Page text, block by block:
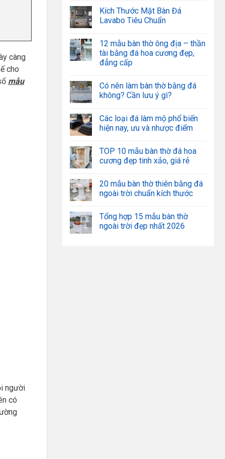
Kích Thước Mặt Bàn Đá
Lavabo Tiêu Chuẩn
12 mẫu bàn thờ ông địa – thần
tài bằng đá hoa cương đẹp,
đẳng cấp
Có nên làm bàn thờ bằng đá
không? Cần lưu ý gì?
Các loại đá làm mộ phổ biến
hiện nay, ưu và nhược điểm
TOP 10 mẫu bàn thờ đá hoa
cương đẹp tinh xảo, giá rẻ
20 mẫu bàn thờ thiên bằng đá
ngoài trời chuẩn kích thước
Tổng hợp 15 mẫu bàn thờ
ngoài trời đẹp nhất 2026
càng
cho
mẫu
người
có